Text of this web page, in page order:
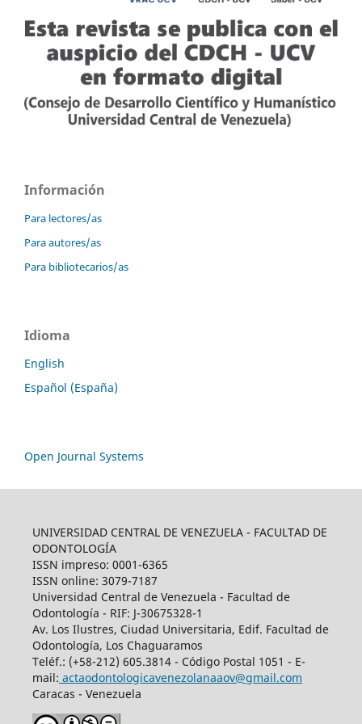
Información
Para lectores/as
Para autores/as
Para bibliotecarios/as
Idioma
English
Español (España)
Open Journal Systems
UNIVERSIDAD CENTRAL DE VENEZUELA - FACULTAD DE
ODONTOLOGÍA
ISSN impreso: 0001-6365
ISSN online: 3079-7187
Universidad Central de Venezuela - Facultad de
Odontología - RIF: J-30675328-1
Av. Los Ilustres, Ciudad Universitaria, Edif. Facultad de
Odontología, Los Chaguaramos
Teléf.: (+58-212) 605.3814 - Código Postal 1051 - E-
mail: actaodontologicavenezolanaaov@gmail.com
Caracas - Venezuela